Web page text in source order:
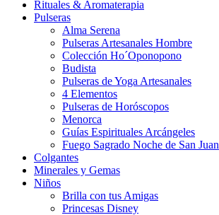
Rituales & Aromaterapia
Pulseras
Alma Serena
Pulseras Artesanales Hombre
Colección Ho´Oponopono
Budista
Pulseras de Yoga Artesanales
4 Elementos
Pulseras de Horóscopos
Menorca
Guías Espirituales Arcángeles
Fuego Sagrado Noche de San Juan
Colgantes
Minerales y Gemas
Niños
Brilla con tus Amigas
Princesas Disney